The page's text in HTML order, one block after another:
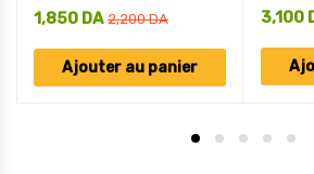
2,200DA
1,850 DA
Ajouter au panier
3,100